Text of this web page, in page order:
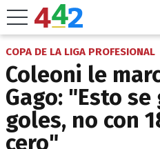
COPA DE LA LIGA PROFESIONAL
Coleoni le
Gago: "Esto se
goles, no con
cero"